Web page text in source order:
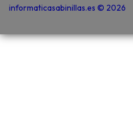
informaticasabinillas.es © 2026